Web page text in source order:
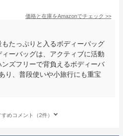
価格と在庫をAmazonでチェック >>
たっぷりと入るボディーバッグ
ィーバッグは、アクティブに活動
ズフリーで背負えるボディーバ
り、普段使いや小旅行にも重宝
めコメント（2件）